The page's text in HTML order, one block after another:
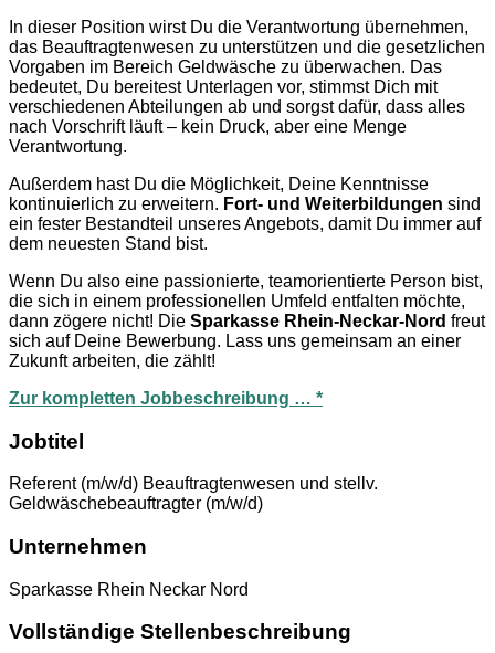
In dieser Position wirst Du die Verantwortung übernehmen,
das Beauftragtenwesen zu unterstützen und die gesetzlichen
Vorgaben im Bereich Geldwäsche zu überwachen. Das
bedeutet, Du bereitest Unterlagen vor, stimmst Dich mit
verschiedenen Abteilungen ab und sorgst dafür, dass alles
nach Vorschrift läuft – kein Druck, aber eine Menge
Verantwortung.
Außerdem hast Du die Möglichkeit, Deine Kenntnisse
kontinuierlich zu erweitern. Fort- und Weiterbildungen sind
ein fester Bestandteil unseres Angebots, damit Du immer auf
dem neuesten Stand bist.
Wenn Du also eine passionierte, teamorientierte Person bist,
die sich in einem professionellen Umfeld entfalten möchte,
dann zögere nicht! Die Sparkasse Rhein-Neckar-Nord freut
sich auf Deine Bewerbung. Lass uns gemeinsam an einer
Zukunft arbeiten, die zählt!
Zur kompletten Jobbeschreibung … *
Jobtitel
Referent (m/w/d) Beauftragtenwesen und stellv.
Geldwäschebeauftragter (m/w/d)
Unternehmen
Sparkasse Rhein Neckar Nord
Vollständige Stellenbeschreibung